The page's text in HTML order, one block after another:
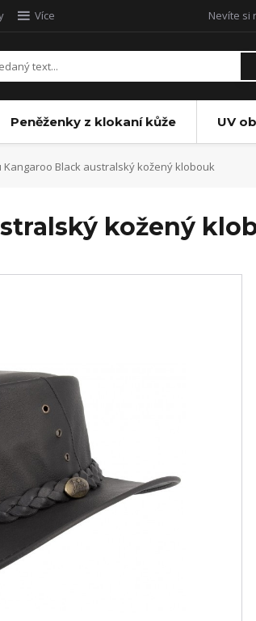
Více Nevíte si
Peněženky z klokaní kůže UV
Kangaroo Black australský kožený klobouk
kožený